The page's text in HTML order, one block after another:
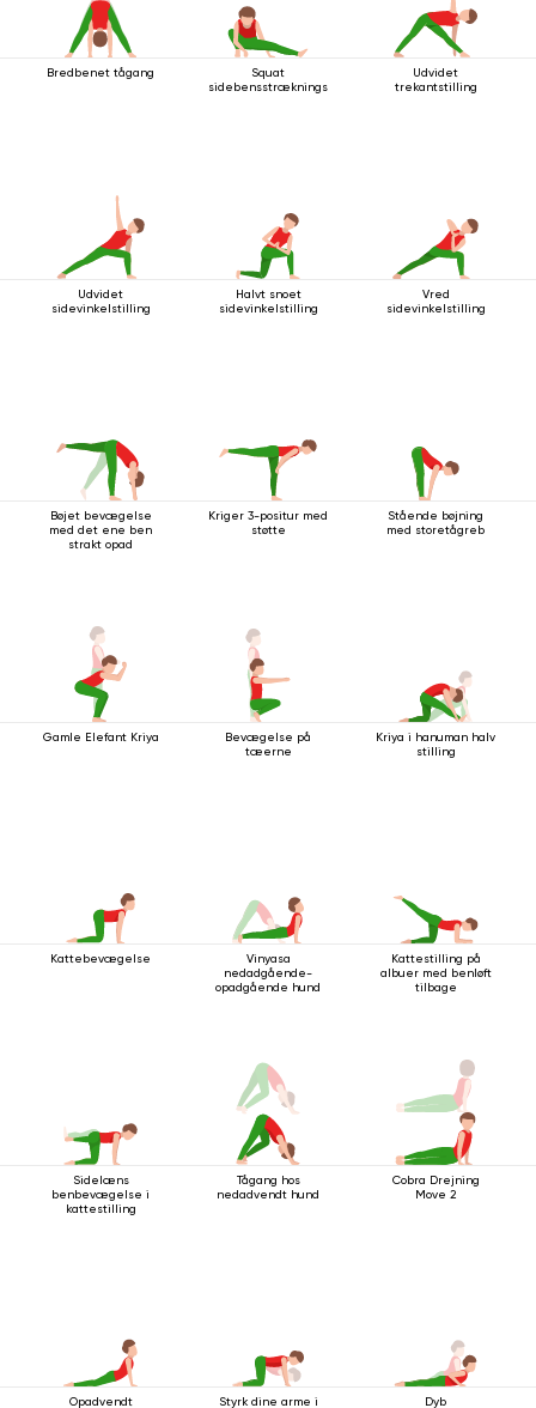
Bredbenet tågang
Squat
sidebensstrækningsstilling
Udvidet
trekantstilling
Udvidet
sidevinkelstilling
Halvt snoet
sidevinkelstilling
Vred
sidevinkelstilling
Bøjet bevægelse
med det ene ben
strakt opad
Kriger 3-positur med
støtte
Stående bøjning
med storetågreb
Gamle Elefant Kriya
Bevægelse på
tæerne
Kriya i hanuman halv
stilling
Kattebevægelse
Vinyasa
nedadgående-
opadgående hund
Kattestilling på
albuer med benløft
tilbage
Sidelæns
benbevægelse i
kattestilling
Tågang hos
nedadvendt hund
Cobra Drejning
Move 2
Opadvendt Styrk dine arme i Dyb